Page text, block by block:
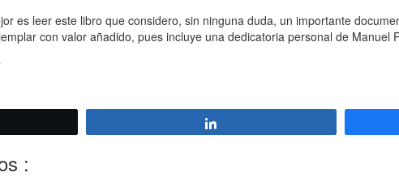
es leer este libro que considero, sin ninguna duda, un importante
con valor añadido, pues incluye una dedicatoria personal de Manuel
: